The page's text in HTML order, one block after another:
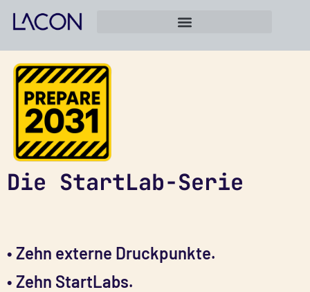
Die StartLab-Serie
• Zehn externe Druckpunkte.
• Zehn StartLabs.